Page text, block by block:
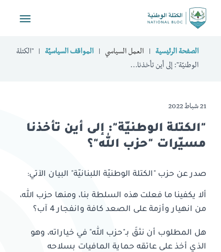
Toggle
الصفحة الرئيسية العمل السياسي المواقف السياسيّة
"الكتلة
الوطنيّة": إلى أين تأخذنا...
21 شباط 2022
"الكتلة الوطنيّة": إلى أين تأخذنا
مسيّرات "حزب الله"؟
صدر عن حزب "الكتلة الوطنيّة اللبنانيّة" البيان الآتي:
ألا يكفينا ما فعلت هذه السلطة بنا، ومنها حزب الله،
من انهيار وأزمة على الصعد كافة وانفجار 4 آب؟
هل المطلوب أن نثقَ بـ"حزب الله" في خياراته، وهو
الذي أخذ على عاتقه حماية المافيات بسلاحه